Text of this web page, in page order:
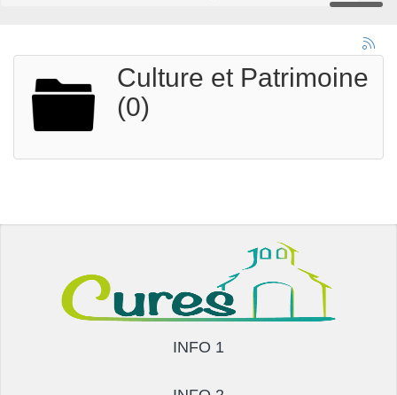
Culture et Patrimoine
(0)
INFO 1